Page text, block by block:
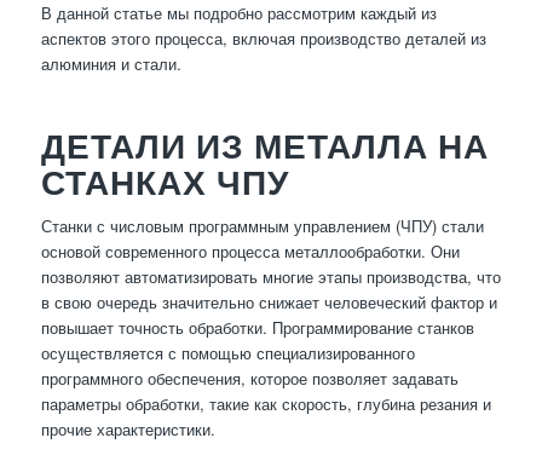
В данной статье мы подробно рассмотрим каждый из
аспектов этого процесса, включая производство деталей из
алюминия и стали.
ДЕТАЛИ ИЗ МЕТАЛЛА НА
СТАНКАХ ЧПУ
Станки с числовым программным управлением (ЧПУ) стали
основой современного процесса металлообработки. Они
позволяют автоматизировать многие этапы производства, что
в свою очередь значительно снижает человеческий фактор и
повышает точность обработки. Программирование станков
осуществляется с помощью специализированного
программного обеспечения, которое позволяет задавать
параметры обработки, такие как скорость, глубина резания и
прочие характеристики.